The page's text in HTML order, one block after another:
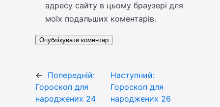
адресу сайту в цьому браузері для
моїх подальших коментарів.
← Попередній:
Гороскоп для
народжених 24
Наступний:
Гороскоп для
народжених 26